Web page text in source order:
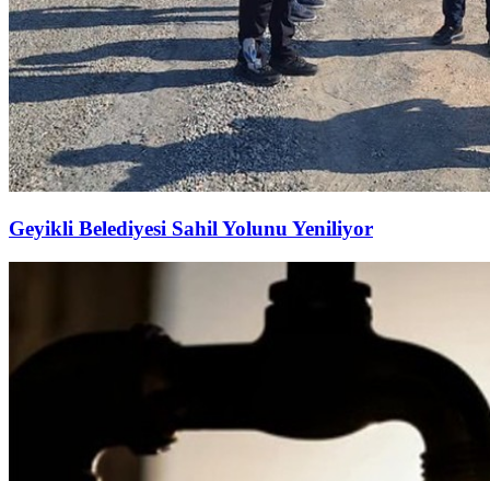
Geyikli Belediyesi Sahil Yolunu Yeniliyor